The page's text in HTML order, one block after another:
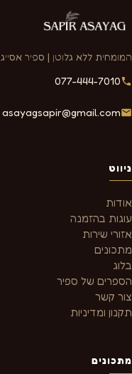
המומחית ללא גלוטן | ספיר אסייג
077-444-7010
asayagsapir@gmail.com
ניווט
אודות
עוגות בהזמנה
אזורי שירות
מתכונים
בלוג
הספרים של ספיר
צור קשר
תקנון ומדיניות
מתכונים